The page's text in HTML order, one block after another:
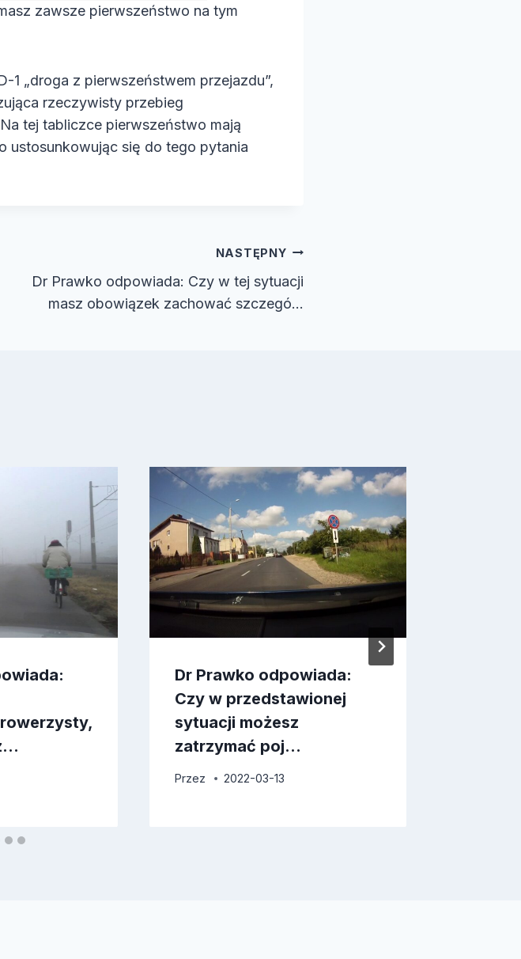
zawsze pierwszeństwo na tym
1 „droga z pierwszeństwem przejazdu”,
rzeczywisty przebieg
tej tabliczce pierwszeństwo mają
ustosunkowując się do tego pytania
NASTĘPNY
Dr Prawko odpowiada: Czy w tej sytuacji
masz obowiązek zachować szczegó…
Dr Prawko odpowiada:
Czy w przedstawionej
sytuacji możesz
zatrzymać poj…
Przez 2022-03-13